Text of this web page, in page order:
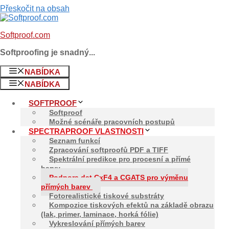
Přeskočit na obsah
Softproof.com
Softproofing je snadný...
NABÍDKA
NABÍDKA
SOFTPROOF
Softproof
Možné scénáře pracovních postupů
SPECTRAPROOF VLASTNOSTI
Seznam funkcí
Zpracování softproofů PDF a TIFF
Spektrální predikce pro procesní a přímé
barvy
Podpora dat CxF4 a CGATS pro výměnu
přímých barev
Fotorealistické tiskové substráty
Kompozice tiskových efektů na základě obrazu
(lak, primer, laminace, horká fólie)
Vykreslování přímých barev
Podpora Dat